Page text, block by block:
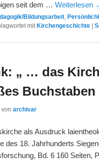
seit dem …Weiterlesen
Bildungsarbeit,
mit Kirchengeschichte |
„ … das
Buchstaben
vonarchivar
als Ausdruck
des 18. Jahrhunderts
Bd. 6 160 Seiten,